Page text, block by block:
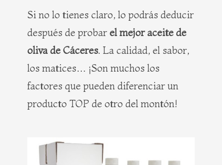
Si no lo tienes claro, lo podrás deducir
después de probar el mejor aceite de
oliva de Cáceres. La calidad, el sabor,
los matices… ¡Son muchos los
factores que pueden diferenciar un
producto TOP de otro del montón!